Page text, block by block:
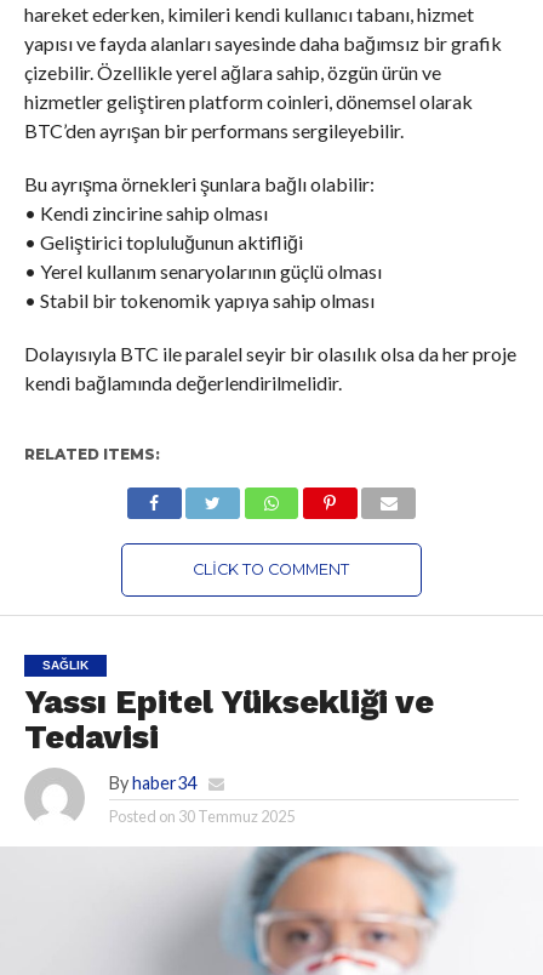
hareket ederken, kimileri kendi kullanıcı tabanı, hizmet
yapısı ve fayda alanları sayesinde daha bağımsız bir grafik
çizebilir. Özellikle yerel ağlara sahip, özgün ürün ve
hizmetler geliştiren platform coinleri, dönemsel olarak
BTC’den ayrışan bir performans sergileyebilir.
Bu ayrışma örnekleri şunlara bağlı olabilir:
• Kendi zincirine sahip olması
• Geliştirici topluluğunun aktifliği
• Yerel kullanım senaryolarının güçlü olması
• Stabil bir tokenomik yapıya sahip olması
Dolayısıyla BTC ile paralel seyir bir olasılık olsa da her proje
kendi bağlamında değerlendirilmelidir.
RELATED ITEMS:
CLICK TO COMMENT
SAĞLIK
Yassı Epitel Yüksekliği ve
Tedavisi
By haber34
Posted on 30 Temmuz 2025